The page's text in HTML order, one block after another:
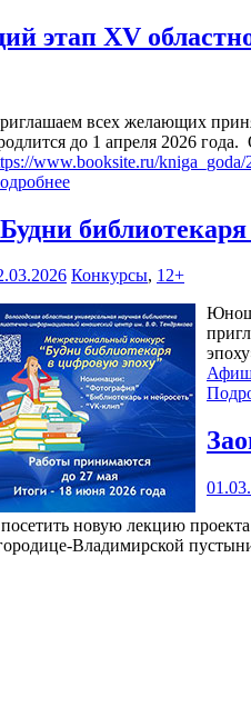
этап XV
всех желающих
до 1 апреля 2026
www.booksite.ru/kniga_goda/
Конкурсы, 12+
посетить новую лекцию
Владимирской